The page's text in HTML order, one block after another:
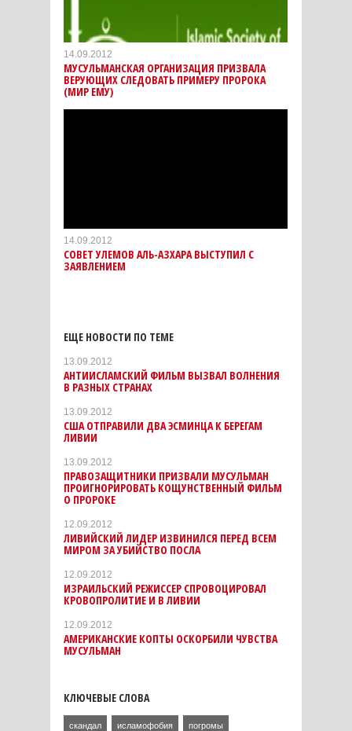
14.09.2012
МУСУЛЬМАНСКАЯ ОРГАНИЗАЦИЯ ПРИЗВАЛА
ВЕРУЮЩИХ СЛЕДОВАТЬ ПРИМЕРУ ПРОРОКА
(МИР ЕМУ)
14.09.2012
СОВЕТ УЛЕМОВ АЛЬ-АЗХАРА ВЫСТУПИЛ С
ЗАЯВЛЕНИЕМ
ЕЩЕ НОВОСТИ ПО ТЕМЕ
13.09.2012
АНТИИСЛАМСКИЙ ФИЛЬМ ВЫЗВАЛ ВОЛНЕНИЯ
В РАЗНЫХ СТРАНАХ
13.09.2012
США ОТПРАВИЛИ ДВА ЭСМИНЦА К БЕРЕГАМ
ЛИВИИ
13.09.2012
ПРАВОЗАЩИТНИКИ ПРИЗВАЛИ МУСУЛЬМАН
ПРОИГНОРИРОВАТЬ КОЩУНСТВЕННЫЙ ФИЛЬМ
О ПРОРОКЕ
12.09.2012
ЛИВИЙСКИЙ ЛИДЕР ИЗВИНИЛСЯ ПЕРЕД ВСЕМ
МИРОМ ЗА УБИЙСТВО ПОСЛА
12.09.2012
ИЗРАИЛЬСКИЙ РЕЖИССЕР СПРОВОЦИРОВАЛ
КРОВОПРОЛИТИЕ И В ЛИВИИ
12.09.2012
АМЕРИКАНСКИЕ КОПТЫ ОСКОРБИЛИ ЧУВСТВА
МУСУЛЬМАН
КЛЮЧЕВЫЕ СЛОВА
скандал исламофобия погромы